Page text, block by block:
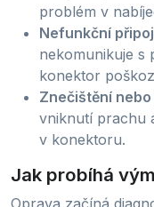
problém v
Nefunkční
nekomunikuje s
konektor
Znečištění
vniknutí prachu
v konektoru.
Jak probíhá
Oprava začíná